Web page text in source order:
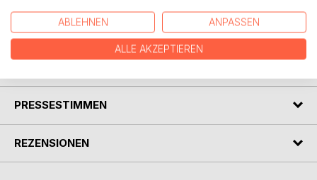
"Säm und das Ende der Fragen" - wie verrückt muss man
werden, um den Wahnsinn der Welt zu verstehen!
PRESSESTIMMEN
REZENSIONEN
ABLEHNEN ANPASSEN
ALLE AKZEPTIEREN